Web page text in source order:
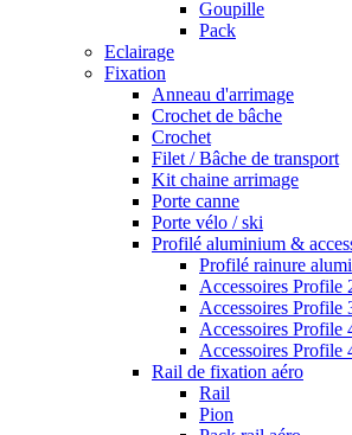
Goupille
Pack
Eclairage
Fixation
Anneau d'arrimage
Crochet de bâche
Crochet
Filet / Bâche de transport
Kit chaine arrimage
Porte canne
Porte vélo / ski
Profilé aluminium &
Profilé rainure
Accessoires Profile
Accessoires Profile
Accessoires Profile
Accessoires Profile
Rail de fixation aéro
Rail
Pion